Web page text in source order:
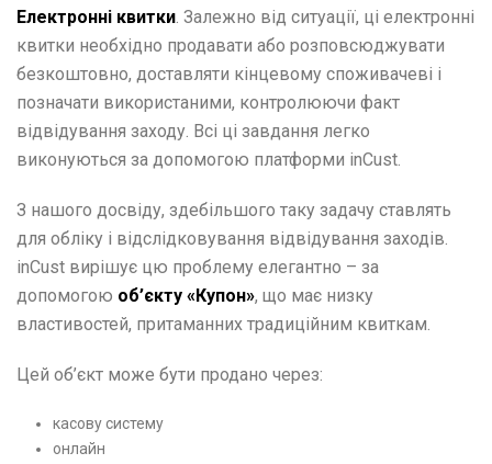
Електронні квитки. Залежно від ситуації, ці електронні
квитки необхідно продавати або розповсюджувати
безкоштовно, доставляти кінцевому споживачеві і
позначати використаними, контролюючи факт
відвідування заходу. Всі ці завдання легко
виконуються за допомогою платформи inCust.
З нашого досвіду, здебільшого таку задачу ставлять
для обліку і відслідковування відвідування заходів.
inCust вирішує цю проблему елегантно – за
допомогою об’єкту «Купон», що має низку
властивостей, притаманних традиційним квиткам.
Цей об’єкт може бути продано через:
касову систему
онлайн